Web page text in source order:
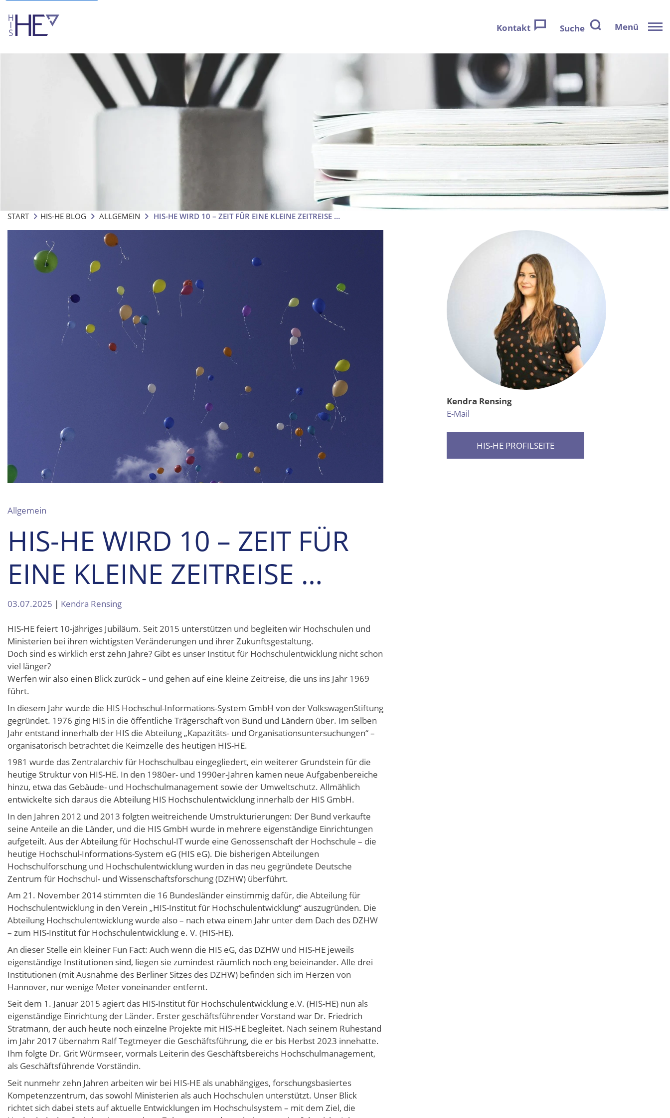
Kontakt Suche Menü
START HIS-HE BLOG ALLGEMEIN HIS-HE WIRD 10 – ZEIT FÜR EINE KLEINE ZEITREISE …
Allgemein
HIS-HE WIRD 10 – ZEIT FÜR
EINE KLEINE ZEITREISE …
03.07.2025 | Kendra Rensing
HIS-HE feiert 10-jähriges Jubiläum. Seit 2015 unterstützen und begleiten wir Hochschulen und
Ministerien bei ihren wichtigsten Veränderungen und ihrer Zukunftsgestaltung.
Doch sind es wirklich erst zehn Jahre? Gibt es unser Institut für Hochschulentwicklung nicht schon
viel länger?
Werfen wir also einen Blick zurück – und gehen auf eine kleine Zeitreise, die uns ins Jahr 1969
führt.
In diesem Jahr wurde die HIS Hochschul-Informations-System GmbH von der VolkswagenStiftung
gegründet. 1976 ging HIS in die öffentliche Trägerschaft von Bund und Ländern über. Im selben
Jahr entstand innerhalb der HIS die Abteilung „Kapazitäts- und Organisationsuntersuchungen“ –
organisatorisch betrachtet die Keimzelle des heutigen HIS-HE.
1981 wurde das Zentralarchiv für Hochschulbau eingegliedert, ein weiterer Grundstein für die
heutige Struktur von HIS-HE. In den 1980er- und 1990er-Jahren kamen neue Aufgabenbereiche
hinzu, etwa das Gebäude- und Hochschulmanagement sowie der Umweltschutz. Allmählich
entwickelte sich daraus die Abteilung HIS Hochschulentwicklung innerhalb der HIS GmbH.
In den Jahren 2012 und 2013 folgten weitreichende Umstrukturierungen: Der Bund verkaufte
seine Anteile an die Länder, und die HIS GmbH wurde in mehrere eigenständige Einrichtungen
aufgeteilt. Aus der Abteilung für Hochschul-IT wurde eine Genossenschaft der Hochschule – die
heutige Hochschul-Informations-System eG (HIS eG). Die bisherigen Abteilungen
Hochschulforschung und Hochschulentwicklung wurden in das neu gegründete Deutsche
Zentrum für Hochschul- und Wissenschaftsforschung (DZHW) überführt.
Am 21. November 2014 stimmten die 16 Bundesländer einstimmig dafür, die Abteilung für
Hochschulentwicklung in den Verein „HIS-Institut für Hochschulentwicklung“ auszugründen. Die
Abteilung Hochschulentwicklung wurde also – nach etwa einem Jahr unter dem Dach des DZHW
– zum HIS-Institut für Hochschulentwicklung e. V. (HIS-HE).
An dieser Stelle ein kleiner Fun Fact: Auch wenn die HIS eG, das DZHW und HIS-HE jeweils
eigenständige Institutionen sind, liegen sie zumindest räumlich noch eng beieinander. Alle drei
Institutionen (mit Ausnahme des Berliner Sitzes des DZHW) befinden sich im Herzen von
Hannover, nur wenige Meter voneinander entfernt.
Seit dem 1. Januar 2015 agiert das HIS-Institut für Hochschulentwicklung e.V. (HIS-HE) nun als
eigenständige Einrichtung der Länder. Erster geschäftsführender Vorstand war Dr. Friedrich
Stratmann, der auch heute noch einzelne Projekte mit HIS-HE begleitet. Nach seinem Ruhestand
im Jahr 2017 übernahm Ralf Tegtmeyer die Geschäftsführung, die er bis Herbst 2023 innehatte.
Ihm folgte Dr. Grit Würmseer, vormals Leiterin des Geschäftsbereichs Hochschulmanagement,
als Geschäftsführende Vorständin.
Seit nunmehr zehn Jahren arbeiten wir bei HIS-HE als unabhängiges, forschungsbasiertes
Kompetenzzentrum, das sowohl Ministerien als auch Hochschulen unterstützt. Unser Blick
richtet sich dabei stets auf aktuelle Entwicklungen im Hochschulsystem – mit dem Ziel, die
Kendra Rensing
E-Mail
HIS-HE PROFILSEITE